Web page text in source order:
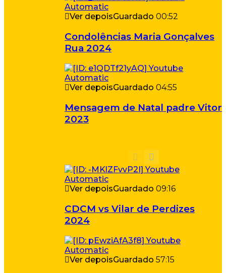
Ver depoisGuardado 00:52
Condolências Maria Gonçalves
Rua 2024
Ver depoisGuardado 04:55
Mensagem de Natal padre Vitor
2023
Ver depoisGuardado 09:16
CDCM vs Vilar de Perdizes
2024
Ver depoisGuardado 57:15